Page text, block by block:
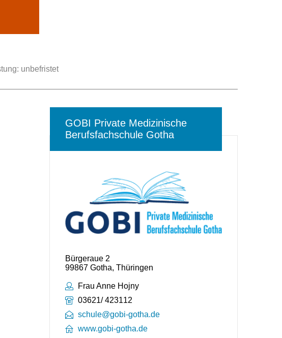
unbefristet
GOBI Private Medizinische
Berufsfachschule Gotha
Bürgeraue 2
99867 Gotha, Thüringen
Ansprechpartner:
Frau Anne Hojny
Telefonnummer:
03621/ 423112
schule@gobi-gotha.de
www.gobi-gotha.de